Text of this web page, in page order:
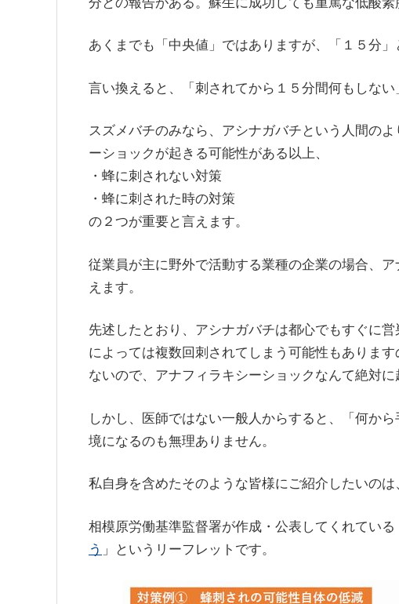
あくまでも「中央値」ではありますが、「１５分」
言い換えると、「刺されてから１５分間何もしな
スズメバチのみなら、アシナガバチという人間の
ーショックが起きる可能性がある以上、
・蜂に刺されない対策
・蜂に刺された時の対策
の２つが重要と言えます。
従業員が主に野外で活動する業種の企業の場合、
えます。
先述したとおり、アシナガバチは都心でもすぐに
によっては複数回刺されてしまう可能性もありま
ないので、アナフィラキシーショックなんて絶対
しかし、医師ではない一般人からすると、「何か
境になるのも無理ありません。
私自身を含めたそのような皆様にご紹介したいのは
相模原労働基準監督署が作成・公表してくれている
う 」というリーフレットです。